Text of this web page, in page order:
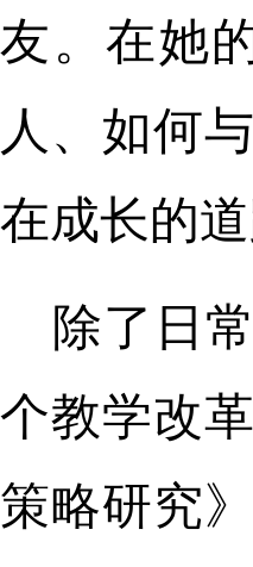
友。在她
人、如何
在成长的
除了日
个教学改
策略研究